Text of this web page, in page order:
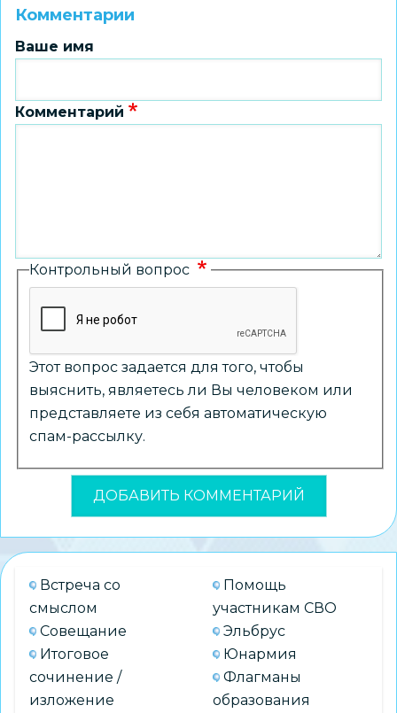
Комментарии
Ваше имя
Комментарий
Контрольный вопрос
Этот вопрос задается для того, чтобы
выяснить, являетесь ли Вы человеком или
представляете из себя автоматическую
спам-рассылку.
Встреча со
смыслом
Совещание
Итоговое
сочинение /
изложение
Помощь
участникам СВО
Эльбрус
Юнармия
Флагманы
образования